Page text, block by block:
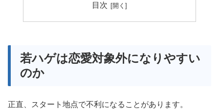
目次
若ハゲは恋愛対象外になりやすい
のか
正直、スタート地点で不利になることがあります。